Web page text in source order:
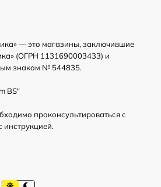
— это магазины, заключившие
(ОГРН 1131690003433) и
знаком № 544835.
BS"
проконсультироваться с
инструкцией.